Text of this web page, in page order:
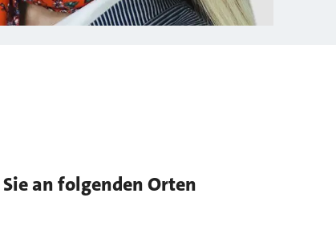
an folgenden Orten